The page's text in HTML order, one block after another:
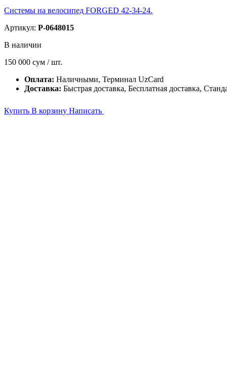
Системы на велосипед FORGED 42-34-24.
Артикул: P-0648015
В наличии
150 000 сум / шт.
Оплата: Наличными, Терминал UzCard
Доставка: Быстрая доставка, Бесплатная доставка,
Купить В корзину Написать